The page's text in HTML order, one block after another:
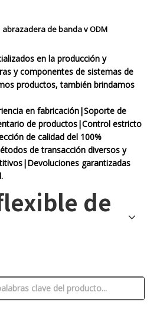
abrazadera de banda v ODM
en la producción y
y componentes de sistemas de
productos, también brindamos
en fabricación|Soporte de
de productos|Control estricto
de calidad del 100%
de transacción diversos y
garantizadas
de